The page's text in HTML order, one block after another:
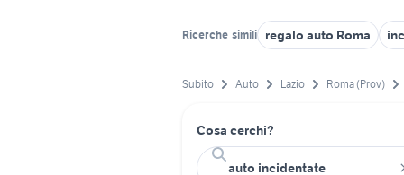
Ricerche simili regalo auto Roma
Subito Auto Lazio Roma (Prov)
Cosa cerchi?